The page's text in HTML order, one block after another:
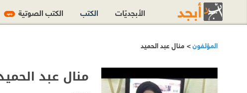
المؤلفون> منال عبد الحميد
منال عبد
الأبجديّات الكتب الكتب الصوتية جديد